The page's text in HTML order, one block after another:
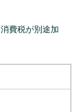
費税が別途加